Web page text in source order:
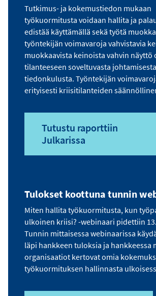
Tutkimus- ja kokemustiedon mukaan
työkuormitusta voidaan hallita ja
edistää käyttämällä sekä työtä
työntekijän voimavaroja vahvistavia
muokkaavista keinoista vahvin näyttö
tilanteeseen soveltuvasta
tiedonkulusta. Työntekijän
erityisesti kriisitilanteiden
Tutustu raporttiin
Julkarissa
Tulokset koottuna tunnin
Miten hallita työkuormitusta, kun
ulkoinen kriisi? -webinaari pidettiin
Tunnin mittaisessa webinaarissa
läpi hankkeen tuloksia ja hankkeessa
organisaatiot kertovat omia
työkuormituksen hallinnasta